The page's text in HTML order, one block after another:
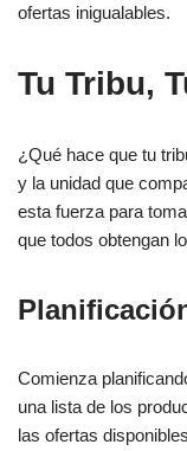
ofertas inigualables.
Tu Tribu,
¿Qué hace que tu
y la unidad que
esta fuerza para
que todos obtengan
Comienza
una lista de los
las ofertas